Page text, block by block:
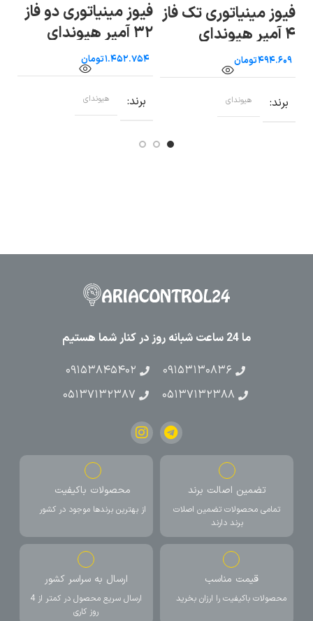
فیوز مینیاتوری تک فاز
۴ آمپر هیوندای
تومان
برند هیوندای
فیوز مینیاتوری دو فاز
۳۲ آمپر هیوندای
تومان
برند هیوندای
ما 24 ساعت شبانه روز در کنار شما هستیم
۰۹۱۵۳۱۳۰۸۳۶
۰۹۱۵۳۸۴۵۴۰۲
۰۵۱۳۷۱۳۲۳۸۸
۰۵۱۳۷۱۳۲۳۸۷
تضمین اصالت برند
تمامی محصولات تضمین اصلات
برند دارند
محصولات باکیفیت
از بهترین برندها موجود در کشور
قیمت مناسب
محصولات باکیفیت را ارزان بخرید
ارسال به سراسر کشور
ارسال سریع محصول در کمتر از 4
روز کاری